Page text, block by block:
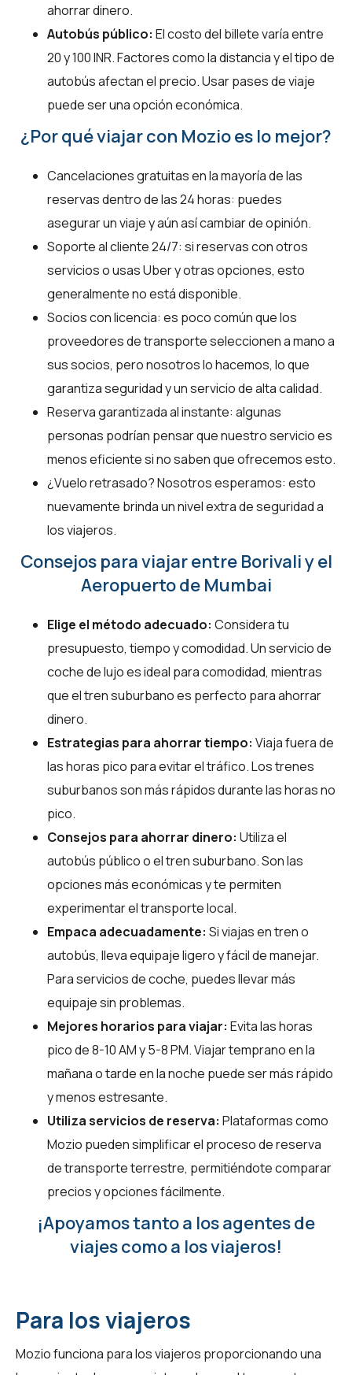
ahorrar dinero.
Autobús público: El costo del billete varía entre
20 y 100 INR. Factores como la distancia y el tipo de
autobús afectan el precio. Usar pases de viaje
puede ser una opción económica.
¿Por qué viajar con Mozio es lo mejor?
Cancelaciones gratuitas en la mayoría de las
reservas dentro de las 24 horas: puedes
asegurar un viaje y aún así cambiar de opinión.
Soporte al cliente 24/7: si reservas con otros
servicios o usas Uber y otras opciones, esto
generalmente no está disponible.
Socios con licencia: es poco común que los
proveedores de transporte seleccionen a mano a
sus socios, pero nosotros lo hacemos, lo que
garantiza seguridad y un servicio de alta calidad.
Reserva garantizada al instante: algunas
personas podrían pensar que nuestro servicio es
menos eficiente si no saben que ofrecemos esto.
¿Vuelo retrasado? Nosotros esperamos: esto
nuevamente brinda un nivel extra de seguridad a
los viajeros.
Consejos para viajar entre Borivali y el
Aeropuerto de Mumbai
Elige el método adecuado: Considera tu
presupuesto, tiempo y comodidad. Un servicio de
coche de lujo es ideal para comodidad, mientras
que el tren suburbano es perfecto para ahorrar
dinero.
Estrategias para ahorrar tiempo: Viaja fuera de
las horas pico para evitar el tráfico. Los trenes
suburbanos son más rápidos durante las horas no
pico.
Consejos para ahorrar dinero: Utiliza el
autobús público o el tren suburbano. Son las
opciones más económicas y te permiten
experimentar el transporte local.
Empaca adecuadamente: Si viajas en tren o
autobús, lleva equipaje ligero y fácil de manejar.
Para servicios de coche, puedes llevar más
equipaje sin problemas.
Mejores horarios para viajar: Evita las horas
pico de 8-10 AM y 5-8 PM. Viajar temprano en la
mañana o tarde en la noche puede ser más rápido
y menos estresante.
Utiliza servicios de reserva: Plataformas como
Mozio pueden simplificar el proceso de reserva
de transporte terrestre, permitiéndote comparar
precios y opciones fácilmente.
¡Apoyamos tanto a los agentes de
viajes como a los viajeros!
Para los viajeros
Mozio funciona para los viajeros proporcionando una